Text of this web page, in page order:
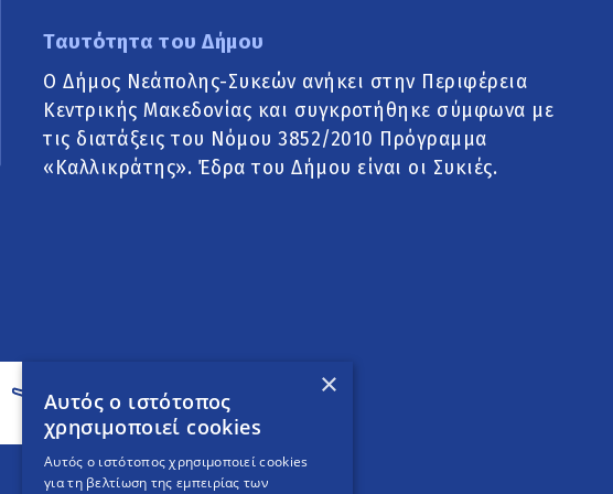
Ταυτότητα του Δήμου
Ο Δήμος Νεάπολης-Συκεών ανήκει στην Περιφέρεια
Κεντρικής Μακεδονίας και συγκροτήθηκε σύμφωνα με
τις διατάξεις του Νόμου 3852/2010 Πρόγραμμα
«Καλλικράτης». Έδρα του Δήμου είναι οι Συκιές.
×
Αυτός ο ιστότοπος
χρησιμοποιεί cookies
Αυτός ο ιστότοπος χρησιμοποιεί cookies
για τη βελτίωση της εμπειρίας των